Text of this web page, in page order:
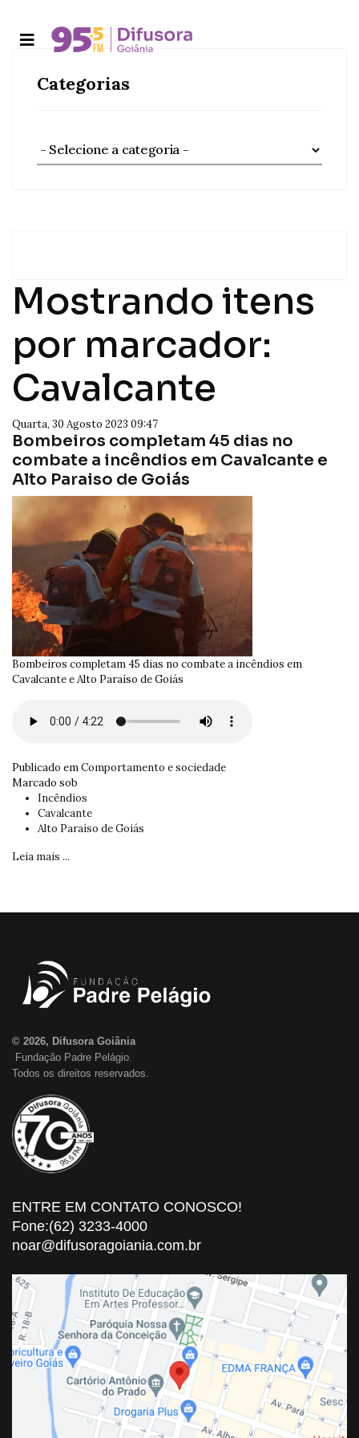
Categorias
Mostrando itens
por marcador:
Cavalcante
Quarta, 30 Agosto 2023 09:47
Bombeiros completam 45 dias no
combate a incêndios em Cavalcante e
Alto Paraiso de Goiás
Bombeiros completam 45 dias no combate a incêndios em
Cavalcante e Alto Paraíso de Goiás
Publicado emComportamento e sociedade
Marcado sob
Incêndios
Cavalcante
Alto Paraíso de Goiás
Leia mais ...
© 2026, Difusora Goiânia
Fundação Padre Pelágio.
Todos os direitos reservados.
ENTRE EM CONTATO CONOSCO!
Fone:(62) 3233-4000
noar@difusoragoiania.com.br